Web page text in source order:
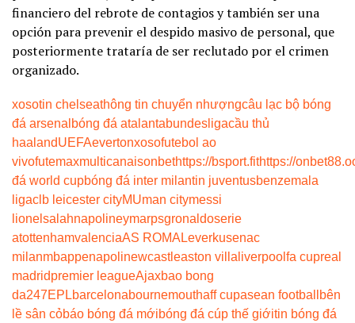
financiero del rebrote de contagios y también ser una
opción para prevenir el despido masivo de personal, que
posteriormente trataría de ser reclutado por el crimen
organizado.
xosotin chelseathông tin chuyển nhượngcâu lạc bộ bóng
đá arsenal bóng đá atalantabundesligacầu thủ
haalandUEFAevertonxosofutebol ao
vivofutemaxmulticanaisonbethttps://bsport.fithttps://
đá world cupbóng đá inter milantin juventusbenzema la
ligaclb leicester cityMUman citymessi
lionel salahnapolineymarpsgronaldoserie
atottenhamvalenciaAS ROMA Leverkusenac
milanmbappenapolinewcastleaston villa liverpool fa cupreal
madridpremier leagueAjaxbao bong
da247EPLbarcelonabournemouthaff cupasean football
bên
lề sân cỏbáo bóng đá mớibóng đá cúp thế giớitin bóng đá